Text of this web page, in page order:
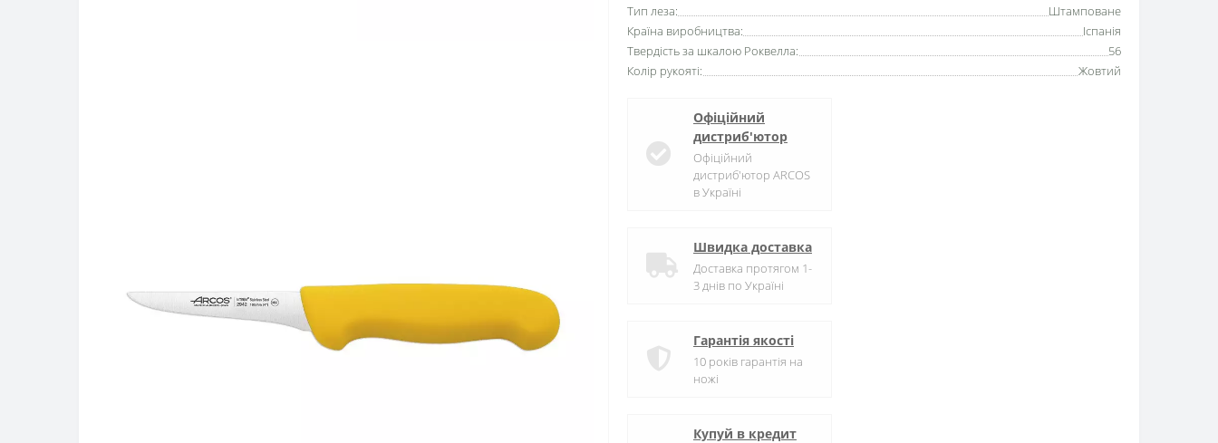
Тип леза:
Штамповане
Країна виробництва:
Іспанія
Твердість за шкалою Роквелла:
56
Колір рукояті:
Жовтий
Офіційний
дистриб'ютор
Офіційний
дистриб'ютор ARCOS
в Україні
Швидка доставка
Доставка протягом 1-
3 днів по Україні
Гарантія якості
10 років гарантія на
ножі
Купуй в кредит